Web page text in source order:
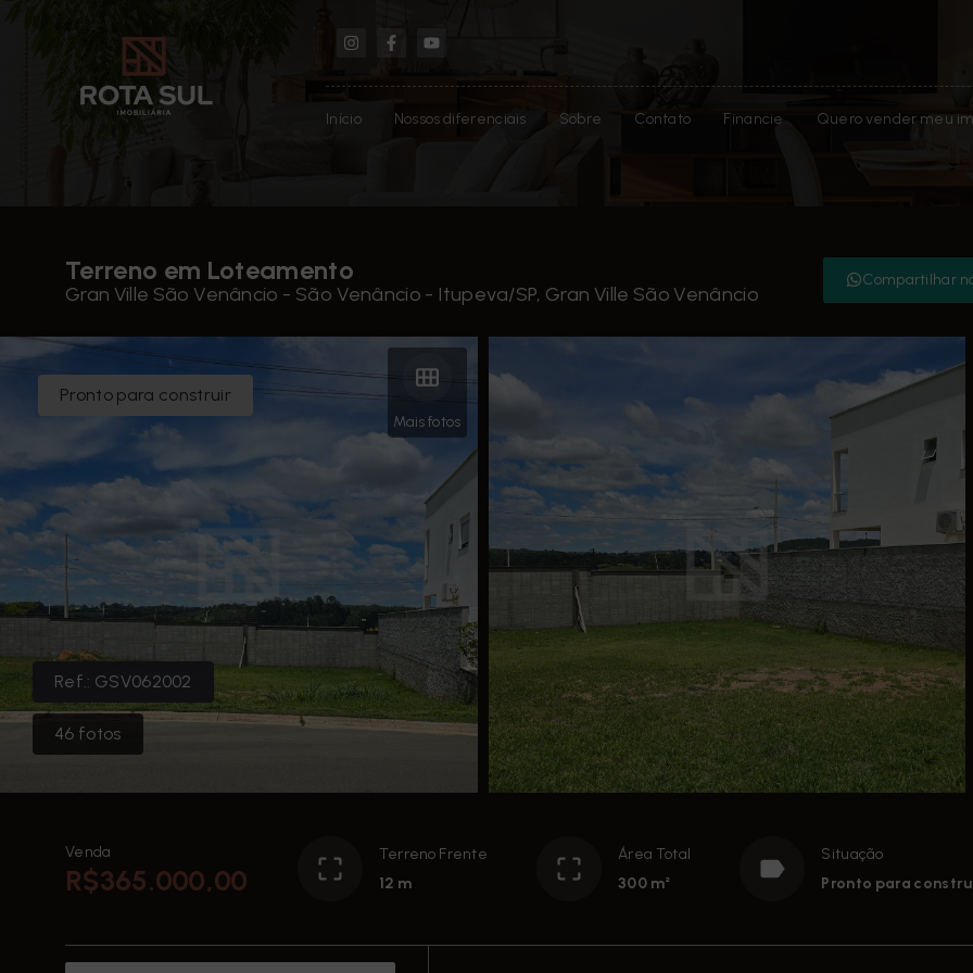
Início Nossos diferenciais Sobre Contato Financie Quero vender meu
Terreno em Loteamento
Gran Ville São Venâncio - São Venâncio - Itupeva/SP, Gran Ville São Venâncio
Compartilhar
Ref.: GSV062002
46 fotos
Mais fotos
Pronto para construir
Venda
R$365.000,00
Terreno Frente
12 m
Área Total
300 m²
Situação
Pronto para